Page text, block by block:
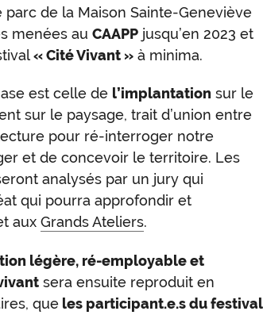
de la Maison Sainte-Geneviève
menées au CAAPPjusqu’en 2023 et
« Cité Vivant »à minima.
est celle de l’implantation sur le
sur le paysage, trait d’union entre
pour ré-interroger notre
et de concevoir le territoire. Les
analysés par un jury qui
qui pourra approfondir et
aux Grands Ateliers.
légère, ré-employable et
sera ensuite reproduit en
queles participant.e.s du festival